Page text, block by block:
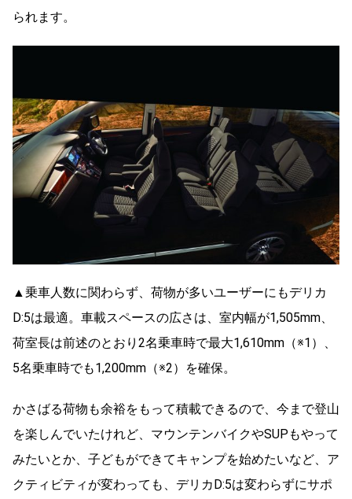
られます。
▲乗車人数に関わらず、荷物が多いユーザーにもデリカ
D:5は最適。車載スペースの広さは、室内幅が1,505mm、
荷室長は前述のとおり2名乗車時で最大1,610mm（※1）、
5名乗車時でも1,200mm（※2）を確保。
かさばる荷物も余裕をもって積載できるので、今まで登山
を楽しんでいたけれど、マウンテンバイクやSUPもやって
みたいとか、子どもができてキャンプを始めたいなど、ア
クティビティが変わっても、デリカD:5は変わらずにサポ